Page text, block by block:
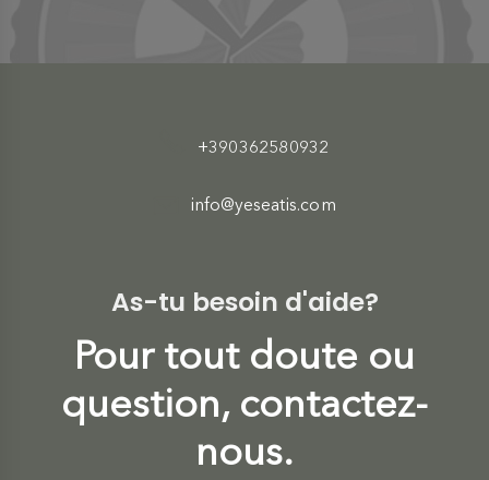
+390362580932
info@yeseatis.com
As-tu besoin d'aide?
Pour tout doute ou
question, contactez-
nous.